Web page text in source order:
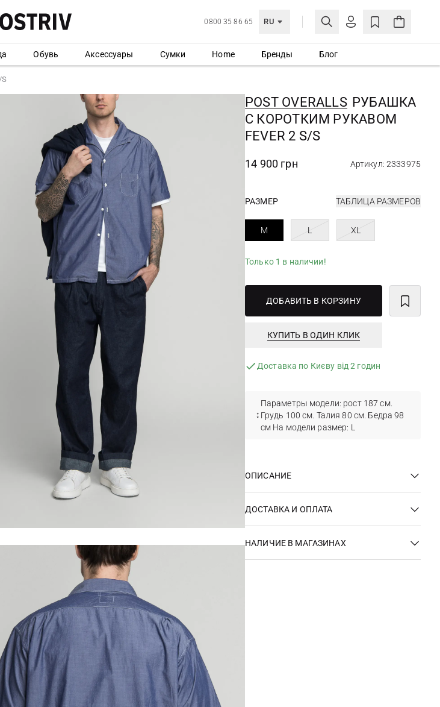
0800 35 86 65 RU
ЛИЧНЫЙ КАБИНЕТ
Еще не зарегистрированы?
СОЗДАТЬ УЧЕТНУЮ ЗАПИСЬ
Обувь Аксессуары Сумки Home Бренды Блог
POST OVERALLS РУБАШКА
С КОРОТКИМ РУКАВОМ
FEVER 2 S/S
14 900 грн Артикул: 2333975
РАЗМЕР ТАБЛИЦА РАЗМЕРОВ
M L XL
Только 1 в наличии!
ДОБАВИТЬ В КОРЗИНУ
КУПИТЬ В ОДИН КЛИК
Доставка по Києву від 2 годин
Параметры модели: рост 187 см.
Грудь 100 см. Талия 80 см. Бедра 98
см На модели размер: L
ОПИСАНИЕ
ДОСТАВКА И ОПЛАТА
НАЛИЧИЕ В МАГАЗИНАХ